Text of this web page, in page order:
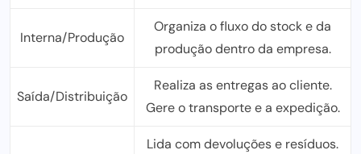
Interna/Produção
Organiza o fluxo do stock e da
produção dentro da empresa.
Saída/Distribuição
Realiza as entregas ao cliente.
Gere o transporte e a expedição.
Lida com devoluções e resíduos.